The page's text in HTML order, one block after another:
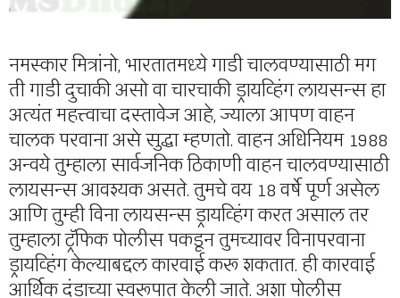
नमस्कार मित्रांनो, भारतातमध्ये गाडी चालवण्यासाठी मग
ती गाडी दुचाकी असो वा चारचाकी ड्रायव्हिंग लायसन्स हा
अत्यंत महत्त्वाचा दस्तावेज आहे, ज्याला आपण वाहन
चालक परवाना असे सुद्धा म्हणतो. वाहन अधिनियम 1988
अन्वये तुम्हाला सार्वजनिक ठिकाणी वाहन चालवण्यासाठी
लायसन्स आवश्यक असते. तुमचे वय 18 वर्षे पूर्ण असेल
आणि तुम्ही विना लायसन्स ड्रायव्हिंग करत असाल तर
तुम्हाला ट्रॅफिक पोलीस पकडून तुमच्यावर विनापरवाना
ड्रायव्हिंग केल्याबद्दल कारवाई करू शकतात. ही कारवाई
आर्थिक दंडाच्या स्वरूपात केली जाते. अशा पोलीस